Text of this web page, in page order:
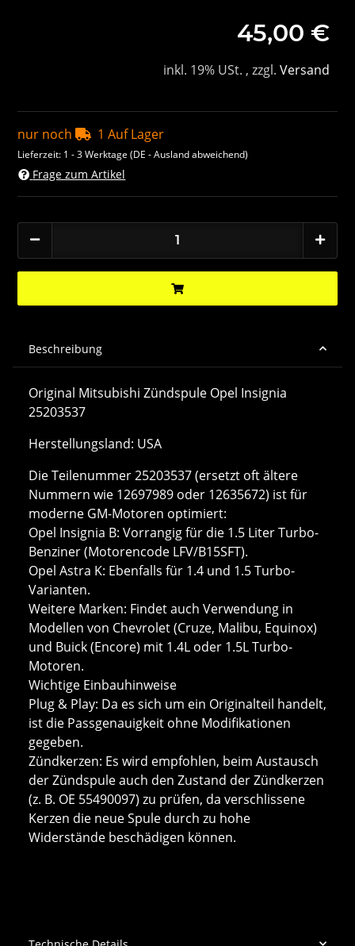
45,00 €
inkl. 19% USt. , zzgl. Versand
nur noch 1 Auf Lager
Lieferzeit: 1 - 3 Werktage(DE - Ausland abweichend)
Frage zum Artikel
Beschreibung
Original Mitsubishi Zündspule Opel Insignia
25203537
Herstellungsland: USA
Die Teilenummer 25203537 (ersetzt oft ältere
Nummern wie 12697989 oder 12635672) ist für
moderne GM-Motoren optimiert:
Opel Insignia B: Vorrangig für die 1.5 Liter Turbo-
Benziner (Motorencode LFV/B15SFT).
Opel Astra K: Ebenfalls für 1.4 und 1.5 Turbo-
Varianten.
Weitere Marken: Findet auch Verwendung in
Modellen von Chevrolet (Cruze, Malibu, Equinox)
und Buick (Encore) mit 1.4L oder 1.5L Turbo-
Motoren.
Wichtige Einbauhinweise
Plug & Play: Da es sich um ein Originalteil handelt,
ist die Passgenauigkeit ohne Modifikationen
gegeben.
Zündkerzen: Es wird empfohlen, beim Austausch
der Zündspule auch den Zustand der Zündkerzen
(z. B. OE 55490097) zu prüfen, da verschlissene
Kerzen die neue Spule durch zu hohe
Widerstände beschädigen können.